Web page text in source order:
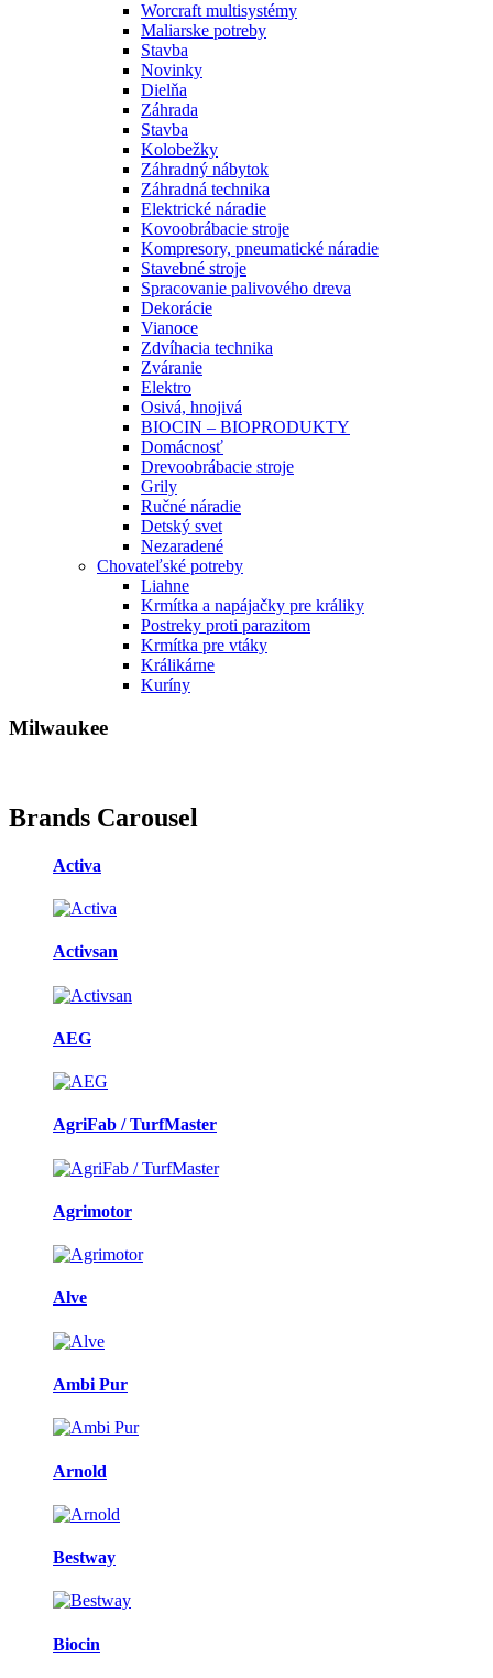
Worcraft multisystémy
Maliarske potreby
Stavba
Novinky
Dielňa
Záhrada
Stavba
Kolobežky
Záhradný nábytok
Záhradná technika
Elektrické náradie
Kovoobrábacie stroje
Kompresory, pneumatické náradie
Stavebné stroje
Spracovanie palivového dreva
Dekorácie
Vianoce
Zdvíhacia technika
Zváranie
Elektro
Osivá, hnojivá
BIOCIN – BIOPRODUKTY
Domácnosť
Drevoobrábacie stroje
Grily
Ručné náradie
Detský svet
Nezaradené
Chovateľské potreby
Liahne
Krmítka a napájačky pre králiky
Postreky proti parazitom
Krmítka pre vtáky
Králikárne
Kuríny
Milwaukee
Brands Carousel
Activa
Activsan
AEG
AgriFab / TurfMaster
Agrimotor
Alve
Ambi Pur
Arnold
Bestway
Biocin